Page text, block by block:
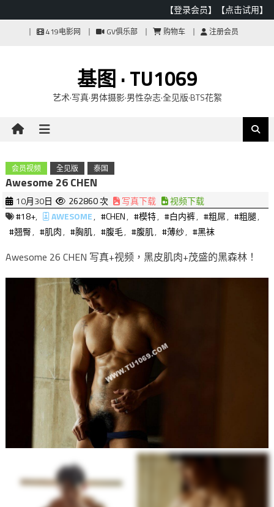
【登录会员】 【点击试用】
419电影网 GV俱乐部 购物车 注册会员
基图 · TU1069
艺术·写真·男体摄影·男性杂志·全见版·BTS花絮
会员视频 全见版 泰国
Awesome 26 CHEN
10月30日 262860 次 写真下载
视频下载
#18+, AWESOME, #CHEN, #模特, #白内裤, #粗屌, #粗腿,
#翘臀, #肌肉, #胸肌, #腹毛, #腹肌, #薄纱, #黑袜
Awesome 26 CHEN 写真+视频，黑皮肌肉+茂盛的黑森林！